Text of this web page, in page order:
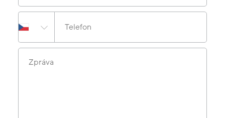
Telefon
Zpráva